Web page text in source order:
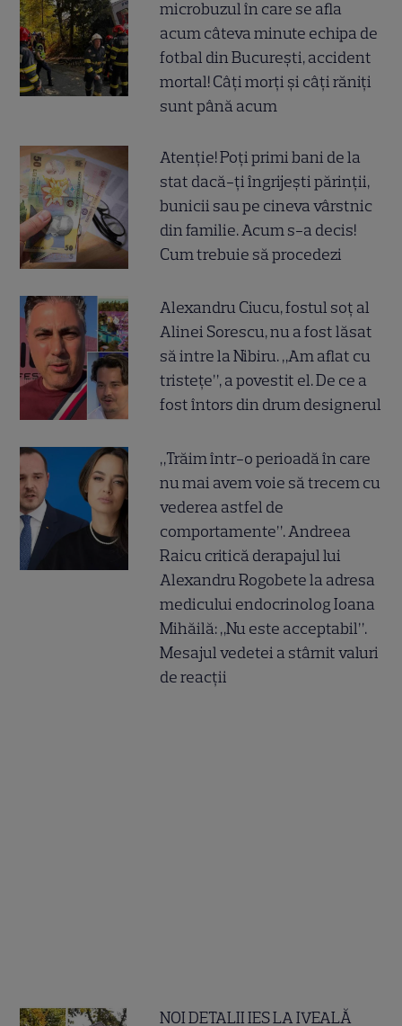
microbuzul în care se afla
acum câteva minute echipa de
fotbal din București, accident
mortal! Câți morți și câți răniți
sunt până acum
Atenție! Poți primi bani de la
stat dacă-ți îngrijești părinții,
bunicii sau pe cineva vârstnic
din familie. Acum s-a decis!
Cum trebuie să procedezi
Alexandru Ciucu, fostul soț al
Alinei Sorescu, nu a fost lăsat
să intre la Nibiru. „Am aflat cu
tristețe”, a povestit el. De ce a
fost întors din drum designerul
„Trăim într-o perioadă în care
nu mai avem voie să trecem cu
vederea astfel de
comportamente”. Andreea
Raicu critică derapajul lui
Alexandru Rogobete la adresa
medicului endocrinolog Ioana
Mihăilă: „Nu este acceptabil”.
Mesajul vedetei a stârnit valuri
de reacții
NOI DETALII IES LA IVEALĂ